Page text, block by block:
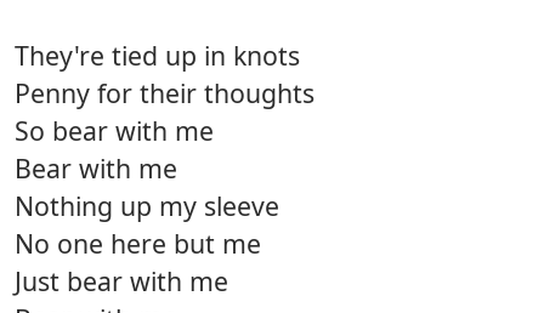
They're tied up in knots
Penny for their thoughts
So bear with me
Bear with me
Nothing up my sleeve
No one here but me
Just bear with me